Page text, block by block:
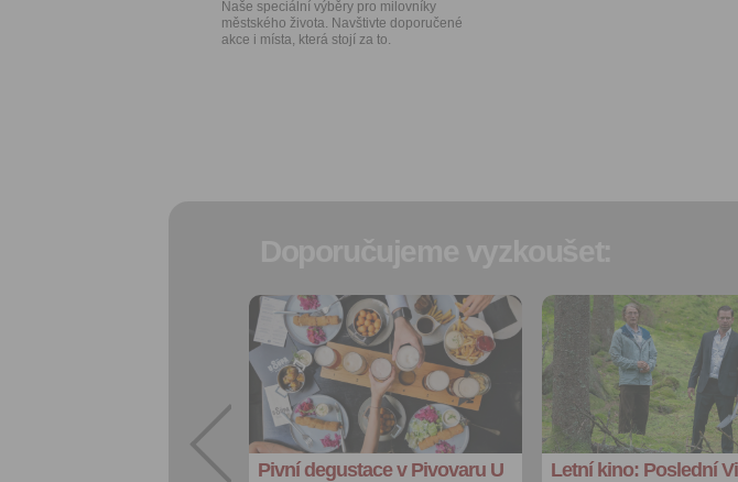
Naše speciální výběry pro milovníky
městského života. Navštivte doporučené
akce i místa, která stojí za to.
Pivní degustace v Pivovaru U
Přidat do
oblíbených
Sdílet:
Facebook
export do
kalendáře
Více výhod pro
Letní kino: Poslední
Přidat do
oblíbených
Sdílet:
Facebook
export do
kalendáře
Více výhod pro